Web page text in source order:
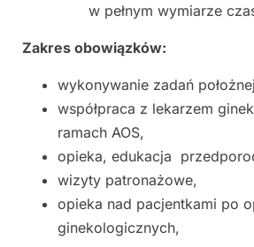
w pełnym wymiarze
Zakres obowiązków:
wykonywanie zadań
współpraca z lekarzem
ramach AOS,
opieka, edukacja
wizyty patronażowe,
opieka nad pacjentkami po
ginekologicznych,